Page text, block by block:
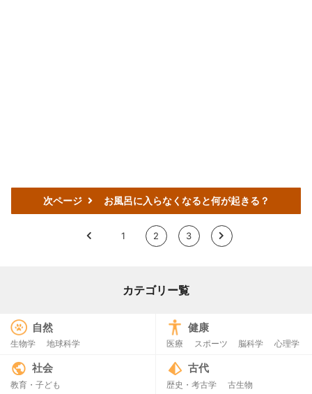
次ページ お風呂に入らなくなると何が起きる？
< 1 2 3 >
カテゴリー覧
自然
生物学 地球科学
健康
医療 スポーツ 脳科学 心理学
社会
教育・子ども
古代
歴史・考古学 古生物